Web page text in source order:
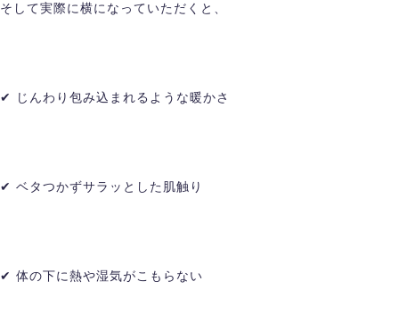
そして実際に横になっていただくと、
✔ じんわり包み込まれるような暖かさ
✔ ベタつかずサラッとした肌触り
✔ 体の下に熱や湿気がこもらない